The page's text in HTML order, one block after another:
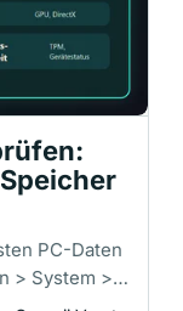
PC-Daten
> System >